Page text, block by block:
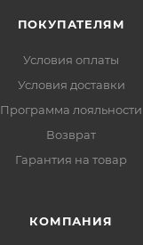
ПОКУПАТЕЛЯМ
Условия оплаты
Условия доставки
Программа лояльности
Возврат
Гарантия на товар
КОМПАНИЯ